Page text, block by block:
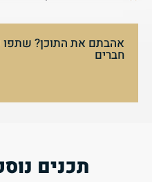
אהבתם את התוכן?
חברים
תכנים